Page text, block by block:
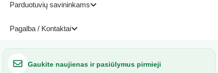
Parduotuvių savininkams
Pagalba / Kontaktai
Gaukite naujienas ir pasiūlymus pirmieji